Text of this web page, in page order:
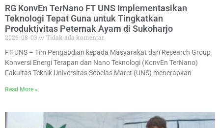
RG KonvEn TerNano FT UNS Implementasikan
Teknologi Tepat Guna untuk Tingkatkan
Produktivitas Peternak Ayam di Sukoharjo
2026-08-03
Tidak ada komentar
FT UNS – Tim Pengabdian kepada Masyarakat dari Research Group
Konversi Energi Terapan dan Nano Teknologi (KonvEn TerNano)
Fakultas Teknik Universitas Sebelas Maret (UNS) menerapkan
Read More »